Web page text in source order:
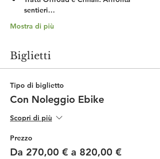
sentieri…
Mostra di più
Biglietti
Tipo di biglietto
Con Noleggio Ebike
Scopri di più
Prezzo
Da 270,00 € a 820,00 €